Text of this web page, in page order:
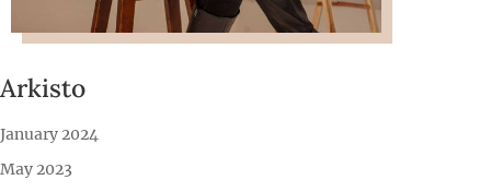
Arkisto
January 2024
May 2023